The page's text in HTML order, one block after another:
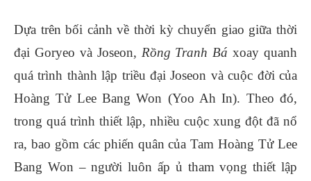
Dựa trên bối cảnh về thời kỳ chuyển giao giữa thời
đại Goryeo và Joseon, Rồng Tranh Bá xoay quanh
quá trình thành lập triều đại Joseon và cuộc đời của
Hoàng Tử Lee Bang Won (Yoo Ah In). Theo đó,
trong quá trình thiết lập, nhiều cuộc xung đột đã nổ
ra, bao gồm các phiến quân của Tam Hoàng Tử Lee
Bang Won – người luôn ấp ủ tham vọng thiết lập